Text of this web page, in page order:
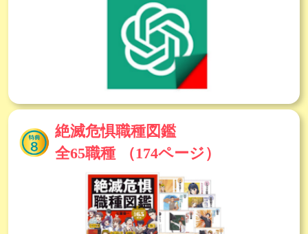
絶滅危惧職種図鑑
全65職種
（174ページ）